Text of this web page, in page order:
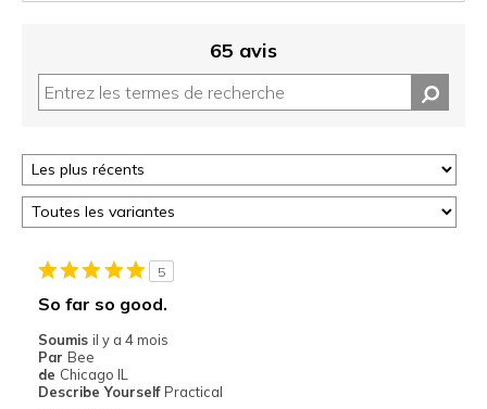
65 avis
5
So far so good.
Soumis il y a 4 mois
Par Bee
de Chicago IL
Describe Yourself Practical